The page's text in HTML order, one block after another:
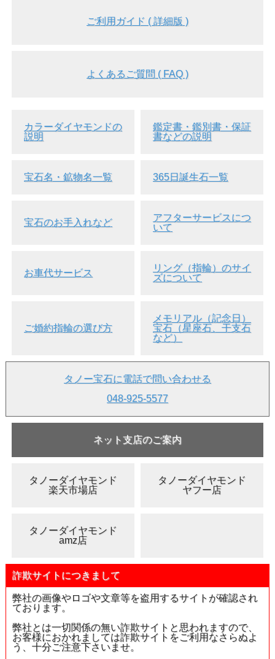
ご利用ガイド ( 詳細版 )
よくあるご質問 ( FAQ )
カラーダイヤモンドの
説明
鑑定書・鑑別書・保証
書などの説明
宝石名・鉱物名一覧 365日誕生石一覧
宝石のお手入れなど
アフターサービスにつ
いて
お車代サービス
リング（指輪）のサイ
ズについて
ご婚約指輪の選び方
メモリアル（記念日）
宝石（星座石、干支石
など）
タノー宝石に電話で問い合わせる
048-925-5577
ネット支店のご案内
タノーダイヤモンド
楽天市場店
タノーダイヤモンド
ヤフー店
タノーダイヤモンド
amz店
詐欺サイトにつきまして
弊社の画像やロゴや文章等を盗用するサイトが確認され
ております。
弊社とは一切関係の無い詐欺サイトと思われますので、
お客様におかれましては詐欺サイトをご利用なさらぬよ
う、十分ご注意下さいませ。